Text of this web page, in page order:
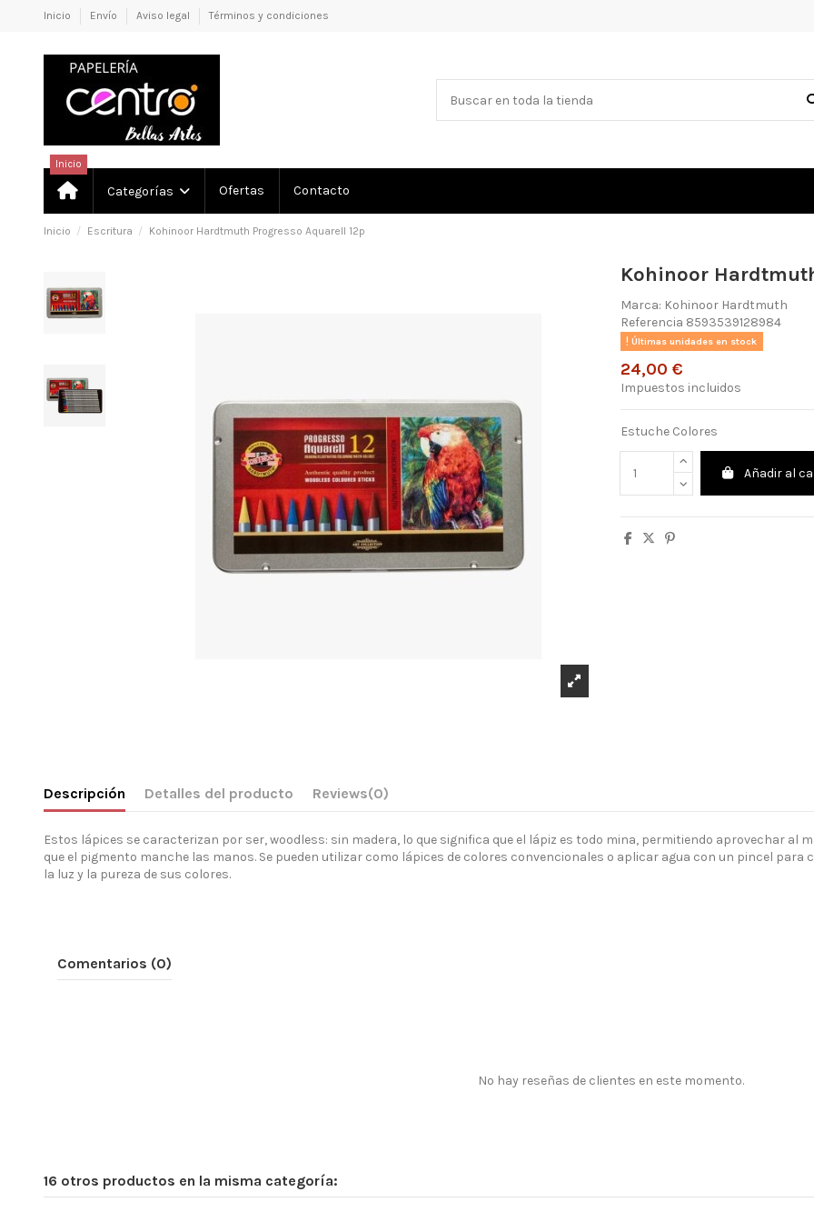
Inicio Envío Aviso legal Términos y condiciones
Inicio
Categorías Ofertas Contacto
Inicio Escritura Kohinoor Hardtmuth Progresso Aquarell 12p
Kohinoor
Marca: Kohinoor Hardtmuth
Referencia 8593539128984
Últimas unidades en stock
24,00 €
Impuestos incluidos
Estuche Colores
Añadir al
Descripción Detalles del producto Reviews(0)
Estos lápices se caracterizan por ser, woodless: sin madera, lo que significa que el lápiz es todo mina, permitiendo aprovechar al
que el pigmento manche las manos. Se pueden utilizar como lápices de colores convencionales o aplicar agua con un pincel para
la luz y la pureza de sus colores.
Comentarios (0)
No hay reseñas de clientes en este momento.
16 otros productos en la misma categoría: